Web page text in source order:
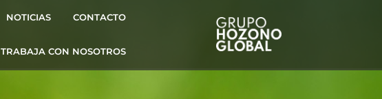
NOTICIAS CONTACTO
TRABAJA CON NOSOTROS